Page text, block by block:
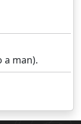
a man).